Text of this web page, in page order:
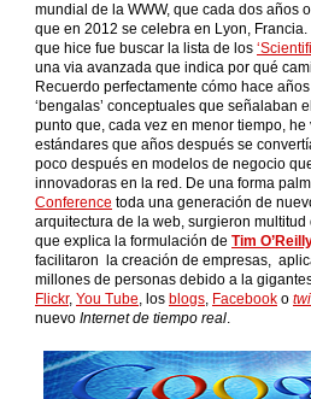
mundial de la WWW, que cada dos años
que en 2012 se celebra en Lyon,
que hice fue buscar la lista de los
una via avanzada que indica por qué
Recuerdo perfectamente cómo hace
‘bengalas’ conceptuales que señalaban
punto que, cada vez en menor tiempo,
estándares que años después se
poco después en modelos de negocio
innovadoras en la red. De una forma
Conference toda una generación de
arquitectura de la web, surgieron
que explica la formulación de Tim
facilitaron la creación de empresas,
millones de personas debido a la
Flickr, You Tube, los blogs, Facebook o
nuevo Internet de tiempo real.